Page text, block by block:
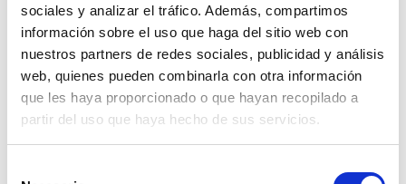
sociales y analizar el tráfico. Además, compartimos
información sobre el uso que haga del sitio web con
nuestros partners de redes sociales, publicidad y análisis
web, quienes pueden combinarla con otra información
que les haya proporcionado o que hayan recopilado a
partir del uso que haya hecho de sus servicios.
121,34€ comprar